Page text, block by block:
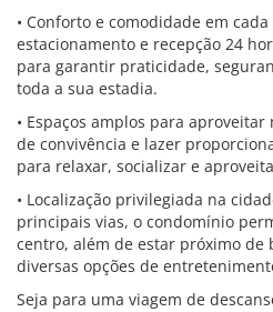
• Conforto e comodidade em
estacionamento e recepção 24
para garantir praticidade,
toda a sua estadia.
• Espaços amplos para
de convivência e lazer
para relaxar, socializar e
• Localização privilegiada na
principais vias, o condomínio
centro, além de estar próximo de
diversas opções de
Seja para uma viagem de